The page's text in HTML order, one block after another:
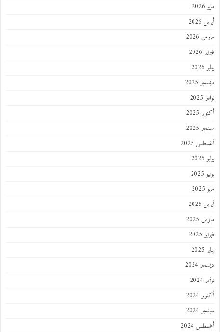
مايو 2026
أبريل 2026
مارس 2026
فبراير 2026
يناير 2026
ديسمبر 2025
نوفمبر 2025
أكتوبر 2025
سبتمبر 2025
أغسطس 2025
يوليو 2025
يونيو 2025
مايو 2025
أبريل 2025
مارس 2025
فبراير 2025
يناير 2025
ديسمبر 2024
نوفمبر 2024
أكتوبر 2024
سبتمبر 2024
أغسطس 2024